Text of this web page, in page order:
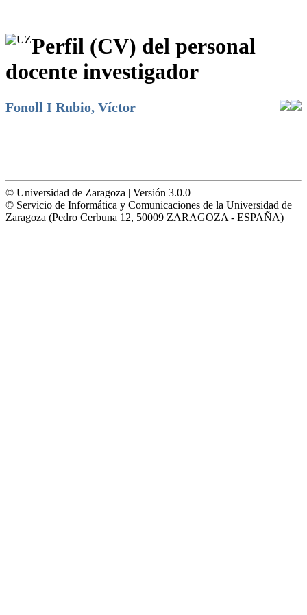
Perfil (CV) del personal
docente investigador
Fonoll I Rubio, Víctor
© Universidad de Zaragoza | Versión 3.0.0
© Servicio de Informática y Comunicaciones de la Universidad de
Zaragoza (Pedro Cerbuna 12, 50009 ZARAGOZA - ESPAÑA)